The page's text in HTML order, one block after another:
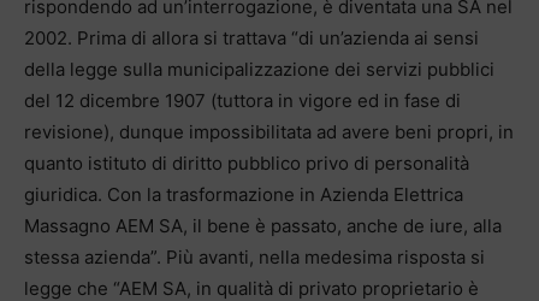
rispondendo ad un’interrogazione, è diventata una SA nel
2002. Prima di allora si trattava “di un’azienda ai sensi
della legge sulla municipalizzazione dei servizi pubblici
del 12 dicembre 1907 (tuttora in vigore ed in fase di
revisione), dunque impossibilitata ad avere beni propri, in
quanto istituto di diritto pubblico privo di personalità
giuridica. Con la trasformazione in Azienda Elettrica
Massagno AEM SA, il bene è passato, anche de iure, alla
stessa azienda”. Più avanti, nella medesima risposta si
legge che “AEM SA, in qualità di privato proprietario è